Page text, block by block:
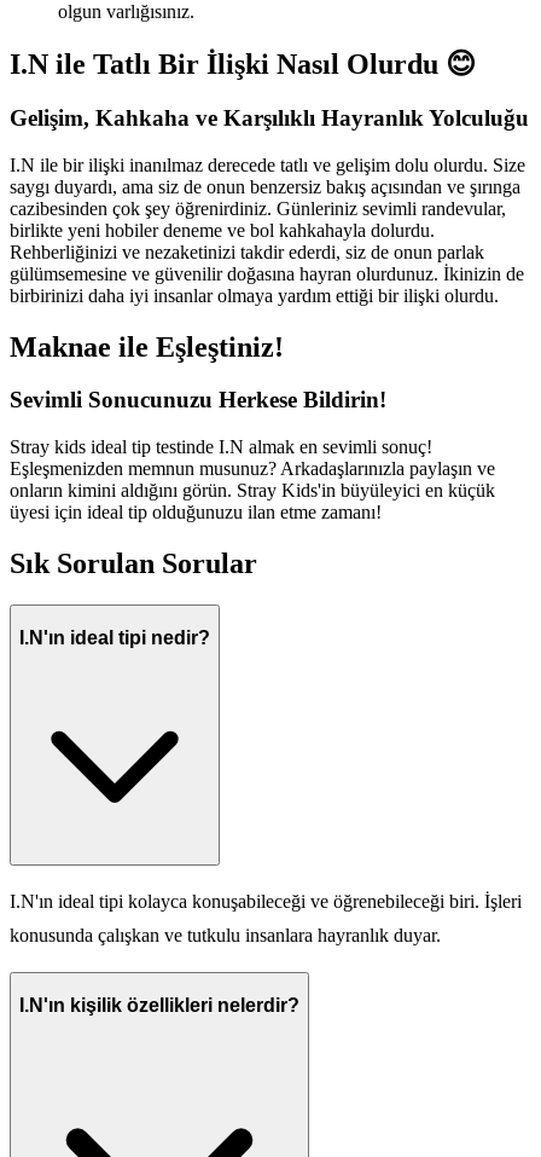
olgun varlığısınız.
I.N ile Tatlı Bir İlişki Nasıl Olurdu 😊
Gelişim, Kahkaha ve Karşılıklı Hayranlık Yolculuğu
I.N ile bir ilişki inanılmaz derecede tatlı ve gelişim dolu olurdu. Size
saygı duyardı, ama siz de onun benzersiz bakış açısından ve şırınga
cazibesinden çok şey öğrenirdiniz. Günleriniz sevimli randevular,
birlikte yeni hobiler deneme ve bol kahkahayla dolurdu.
Rehberliğinizi ve nezaketinizi takdir ederdi, siz de onun parlak
gülümsemesine ve güvenilir doğasına hayran olurdunuz. İkinizin de
birbirinizi daha iyi insanlar olmaya yardım ettiği bir ilişki olurdu.
Maknae ile Eşleştiniz!
Sevimli Sonucunuzu Herkese Bildirin!
Stray kids ideal tip testinde I.N almak en sevimli sonuç!
Eşleşmenizden memnun musunuz? Arkadaşlarınızla paylaşın ve
onların kimini aldığını görün. Stray Kids'in büyüleyici en küçük
üyesi için ideal tip olduğunuzu ilan etme zamanı!
Sık Sorulan Sorular
I.N'ın ideal tipi nedir?
I.N'ın ideal tipi kolayca konuşabileceği ve öğrenebileceği biri. İşleri
konusunda çalışkan ve tutkulu insanlara hayranlık duyar.
I.N'ın kişilik özellikleri nelerdir?